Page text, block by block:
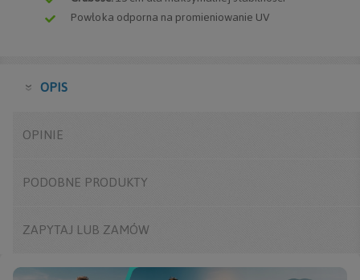
Powłoka odporna na promieniowanie UV
OPIS
OPINIE
PODOBNE PRODUKTY
ZAPYTAJ LUB ZAMÓW